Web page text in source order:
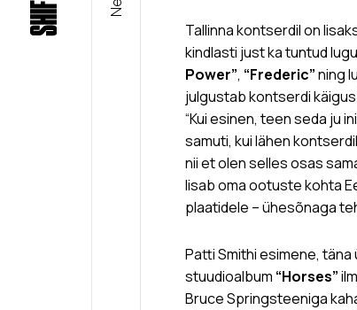
Tallinna kontserdil on
kindlasti just ka tuntud
Power”, “Frederic”ning
julgustab kontserdi
“Kui esinen, teen seda ju
samuti, kui lähen
nii et olen selles osas
lisab oma ootuste kohta
plaatidele – ühesõnaga
Patti Smithi esimene,
stuudioalbum “Horses”
Bruce Springsteeniga